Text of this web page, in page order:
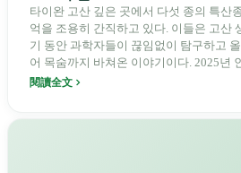
타이완 고산 깊은 곳에서 다섯 종의 특산
억을 조용히 간직하고 있다. 이들은 고산
기 동안 과학자들이 끊임없이 탐구하고
어 목숨까지 바쳐온 이야기이다. 2025년
이들 "미소 짓는 고산 정령"에게 새로운 희
閱讀全文